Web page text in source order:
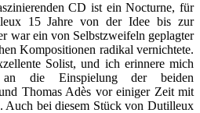
CD ist ein Nocturne, für
15 Jahre von der Idee bis zur
war ein von Selbstzweifeln geplagter
Kompositionen radikal vernichtete.
Solist, und ich erinnere mich
die Einspielung der beiden
Thomas Adès vor einiger Zeit mit
Auch bei diesem Stück von Dutilleux